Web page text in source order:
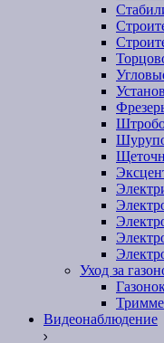
Уход за
Видеонаблюдение